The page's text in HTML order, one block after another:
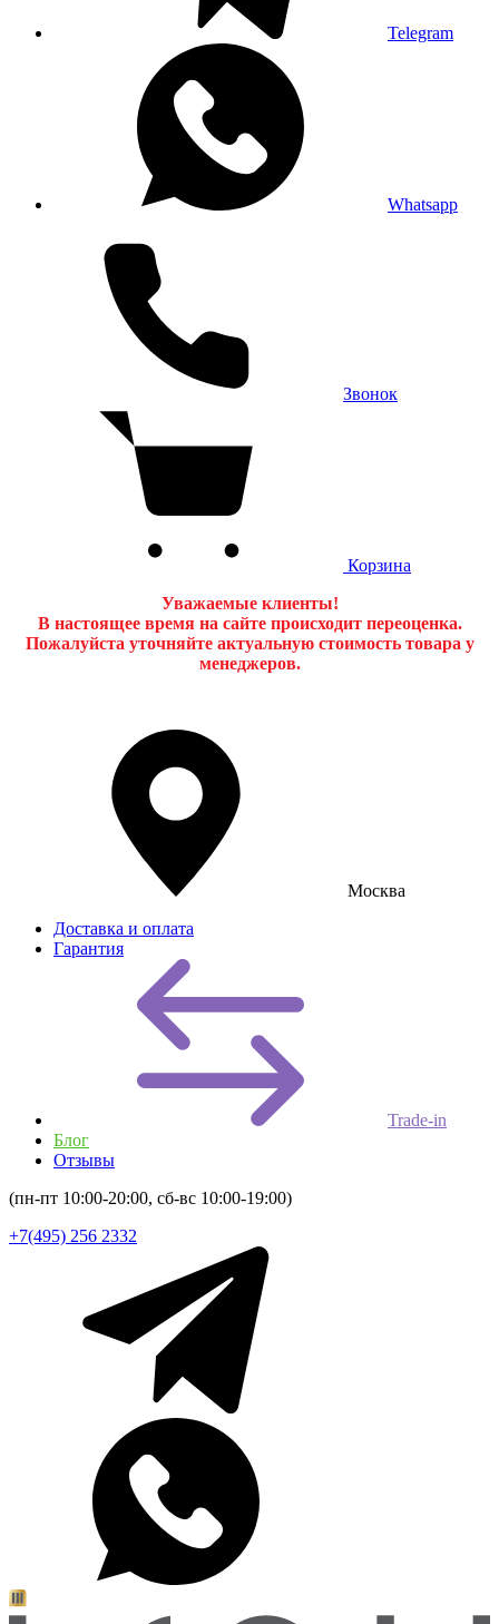
Telegram
Whatsapp
Звонок
Корзина
Уважаемые клиенты!
В настоящее время на сайте происходит переоценка.
Пожалуйста уточняйте актуальную стоимость товара у
менеджеров.
Москва
Доставка и оплата
Гарантия
Trade-in
Блог
Отзывы
(пн-пт 10:00-20:00, сб-вс 10:00-19:00)
+7(495) 256 2332